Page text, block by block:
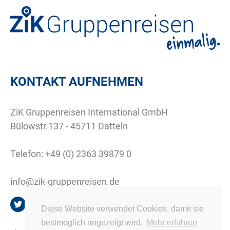
Diese Website verwendet Cookies, damit sie
bestmöglich angezeigt wird. Mehr erfahren
KONTAKT AUFNEHMEN
ZiK Gruppenreisen International GmbH
Bülowstr.137 - 45711 Datteln
Telefon: +49 (0) 2363 39879 0
info@zik-gruppenreisen.de